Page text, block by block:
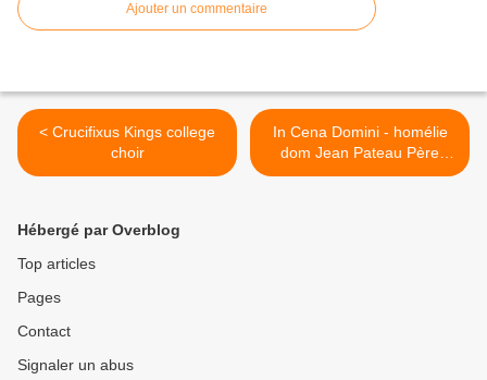
Ajouter un commentaire
< Crucifixus Kings college
choir
In Cena Domini - homélie
dom Jean Pateau Père
abbé de Fontgombault . >
Hébergé par Overblog
Top articles
Pages
Contact
Signaler un abus